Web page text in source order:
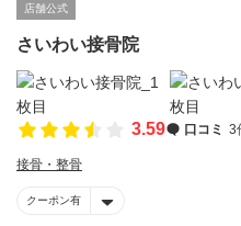
店舗公式
さいわい接骨院
3.59 口コミ 3
接骨・整骨
クーポン有